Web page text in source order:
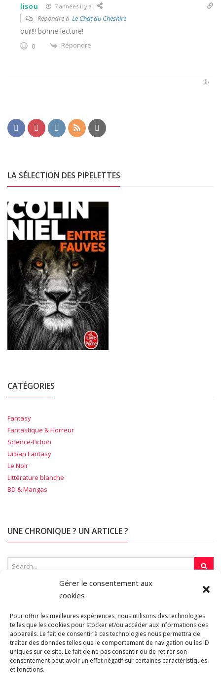
Gérer le consentement aux
cookies
Pour offrir les meilleures expériences, nous utilisons des technologies
telles que les cookies pour stocker et/ou accéder aux informations des
appareils. Le fait de consentir à ces technologies nous permettra de
traiter des données telles que le comportement de navigation ou les ID
uniques sur ce site. Le fait de ne pas consentir ou de retirer son
consentement peut avoir un effet négatif sur certaines caractéristiques
et fonctions.
lisou 7 années il y a
Répondre à Le Chat du Cheshire
oui!!!! bonne lecture!
0 Répondre
LA SÉLECTION DES PIPELETTES
CATÉGORIES
Fantasy
Fantastique & Horreur
Science-Fiction
Urban Fantasy
Le Noir
Littérature blanche
BD & Mangas
UNE CHRONIQUE ? UN ARTICLE ?
SUR LA TOILE…
Blogroll